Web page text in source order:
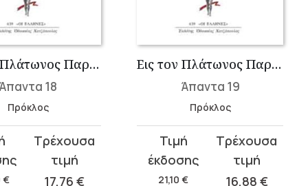
Εις τον Πλάτωνος Παρμενίδην Γ΄-Δ΄
Άπαντα 18
Πρόκλος
€ 17,76€
Εις τον Πλάτωνος Παρμενίδην Ε΄-ΣΤ΄
Άπαντα 19
Πρόκλος
21,10€
Original
price
was:
16,88 €
τρέχουσα
τιμή